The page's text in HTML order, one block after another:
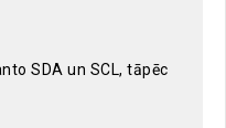
SDA un SCL, tāpēc